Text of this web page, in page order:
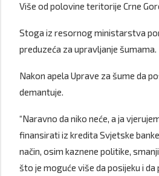
Više od polovine teritorije Crne
Stoga iz resornog ministarstva
preduzeća za upravljanje šumama.
Nakon apela Uprave za šume da
demantuje.
“Naravno da niko neće, a ja
finansirati iz kredita Svjetske
način, osim kaznene politike,
što je moguće više da posijeku i